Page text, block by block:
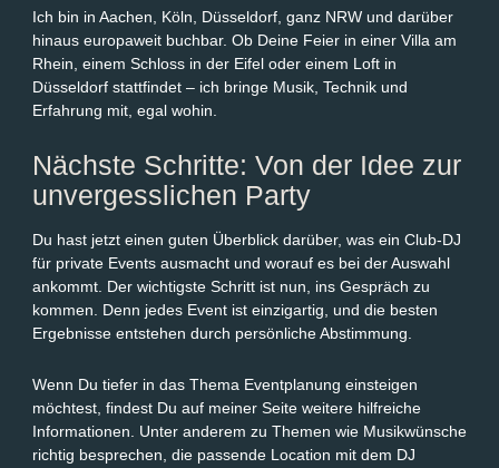
Ich bin in Aachen, Köln, Düsseldorf, ganz NRW und darüber
hinaus europaweit buchbar. Ob Deine Feier in einer Villa am
Rhein, einem Schloss in der Eifel oder einem Loft in
Düsseldorf stattfindet – ich bringe Musik, Technik und
Erfahrung mit, egal wohin.
Nächste Schritte: Von der Idee zur
unvergesslichen Party
Du hast jetzt einen guten Überblick darüber, was ein Club-DJ
für private Events ausmacht und worauf es bei der Auswahl
ankommt. Der wichtigste Schritt ist nun, ins Gespräch zu
kommen. Denn jedes Event ist einzigartig, und die besten
Ergebnisse entstehen durch persönliche Abstimmung.
Wenn Du tiefer in das Thema Eventplanung einsteigen
möchtest, findest Du auf meiner Seite weitere hilfreiche
Informationen. Unter anderem zu Themen wie Musikwünsche
richtig besprechen, die passende Location mit dem DJ